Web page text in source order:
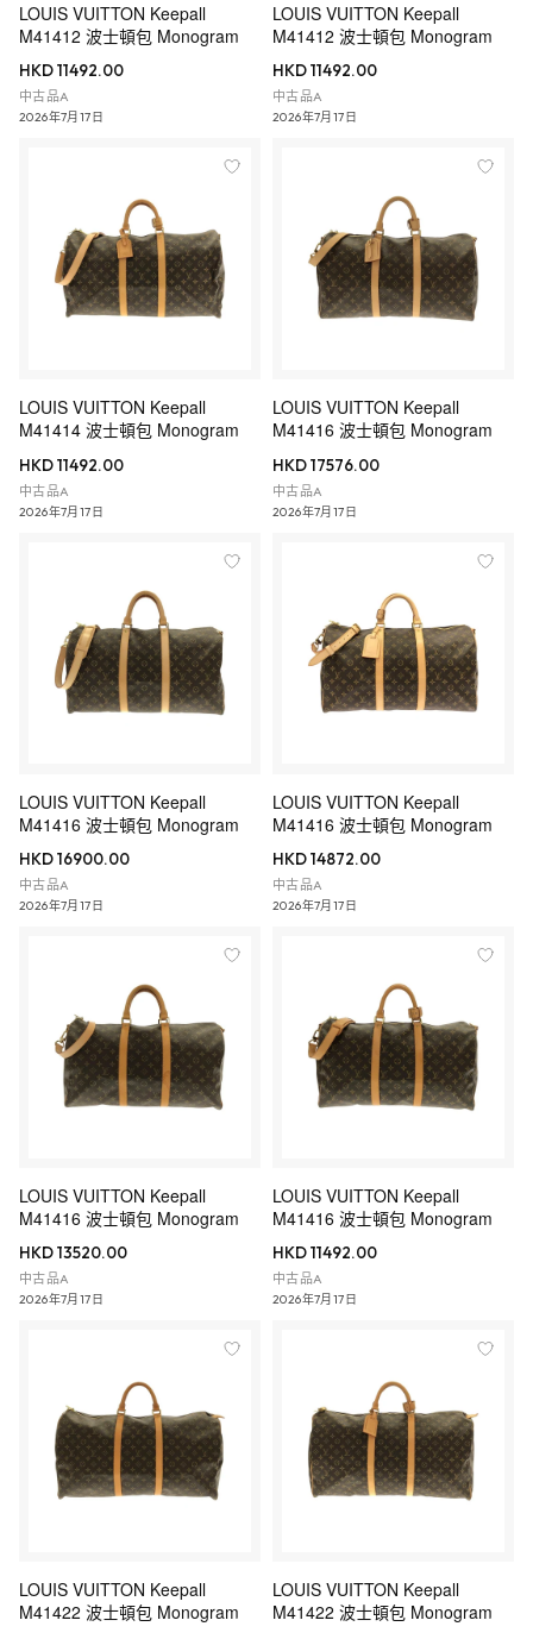
LOUIS VUITTON Keepall
M41412 波士頓包 Monogram
HKD 11492.00
中古品A
2026年7月17日
LOUIS VUITTON Keepall
M41412 波士頓包 Monogram
HKD 11492.00
中古品A
2026年7月17日
LOUIS VUITTON Keepall
M41414 波士頓包 Monogram
HKD 11492.00
中古品A
2026年7月17日
LOUIS VUITTON Keepall
M41416 波士頓包 Monogram
HKD 17576.00
中古品A
2026年7月17日
LOUIS VUITTON Keepall
M41416 波士頓包 Monogram
HKD 16900.00
中古品A
2026年7月17日
LOUIS VUITTON Keepall
M41416 波士頓包 Monogram
HKD 14872.00
中古品A
2026年7月17日
LOUIS VUITTON Keepall
M41416 波士頓包 Monogram
HKD 13520.00
中古品A
2026年7月17日
LOUIS VUITTON Keepall
M41416 波士頓包 Monogram
HKD 11492.00
中古品A
2026年7月17日
LOUIS VUITTON Keepall
M41422 波士頓包 Monogram
LOUIS VUITTON Keepall
M41422 波士頓包 Monogram